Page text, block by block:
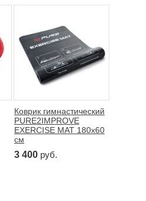
Коврик гимнастический
PURE2IMPROVE
EXERCISE MAT 180x60
см
3 400 руб.